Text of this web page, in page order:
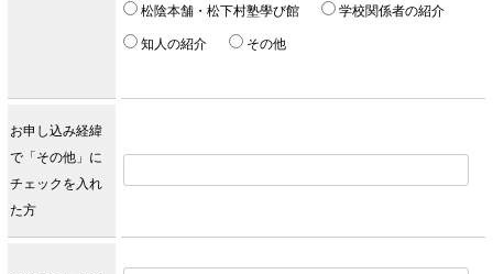
松陰本舗・松下村塾學び館 学校関係者の紹介
知人の紹介 その他
お申し込み経緯
で「その他」に
チェックを入れ
た方